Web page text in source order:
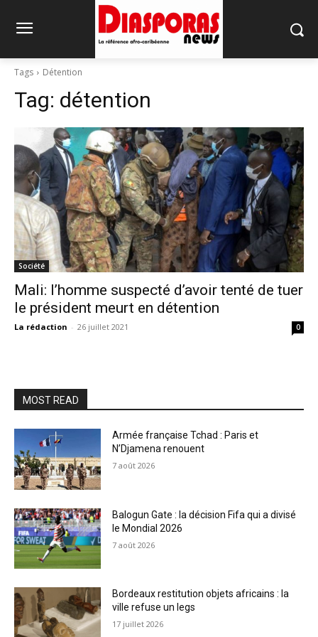
Tags Détention
Tag: détention
Société
Mali: l’homme suspecté d’avoir tenté de tuer
le président meurt en détention
La rédaction - 26 juillet 2021 0
MOST READ
Armée française Tchad : Paris et
N’Djamena renouent
7 août 2026
Balogun Gate : la décision Fifa qui a divisé
le Mondial 2026
7 août 2026
Bordeaux restitution objets africains : la
ville refuse un legs
17 juillet 2026